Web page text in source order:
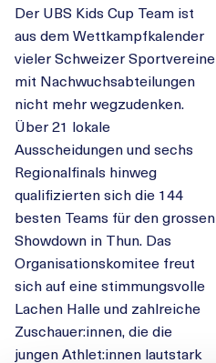
Der UBS Kids Cup Team ist
aus dem Wettkampfkalender
vieler Schweizer Sportvereine
mit Nachwuchsabteilungen
nicht mehr wegzudenken.
Über 21 lokale
Ausscheidungen und sechs
Regionalfinals hinweg
qualifizierten sich die 144
besten Teams für den grossen
Showdown in Thun. Das
Organisationskomitee freut
sich auf eine stimmungsvolle
Lachen Halle und zahlreiche
Zuschauer:innen, die die
jungen Athlet:innen lautstark